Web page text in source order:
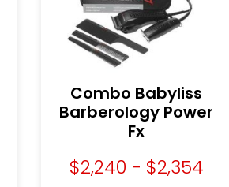
Combo Babyliss
Barberology Power
Fx
$2,240 - $2,354